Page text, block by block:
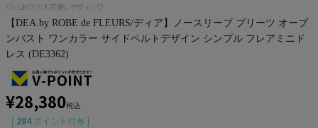
XS~Lあり!大人可愛いデザイン♡
【DEA.by ROBE de FLEURS/ディア】ノースリーブ プリーツ オープ
ンバスト ワンカラー サイドベルトデザイン シンプル フレアミニド
レス (DE3362)
¥28,380税込
[ 284 ポイント付与 ]